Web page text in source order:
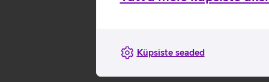
Küpsiste seaded